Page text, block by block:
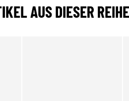
AUS DIESER REIHE